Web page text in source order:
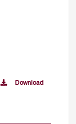
Download